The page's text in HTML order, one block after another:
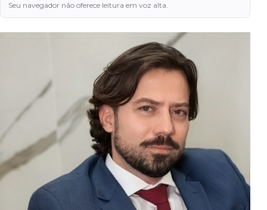
Seu navegador não oferece leitura em voz alta.